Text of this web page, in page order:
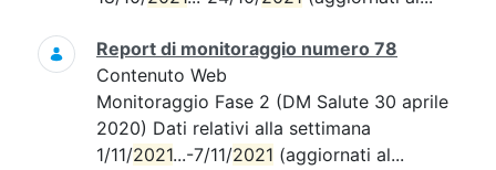
Report di monitoraggio numero 78
Contenuto Web
Monitoraggio Fase 2 (DM Salute 30 aprile
2020) Dati relativi alla settimana
1/11/2021...-7/11/2021 (aggiornati al...